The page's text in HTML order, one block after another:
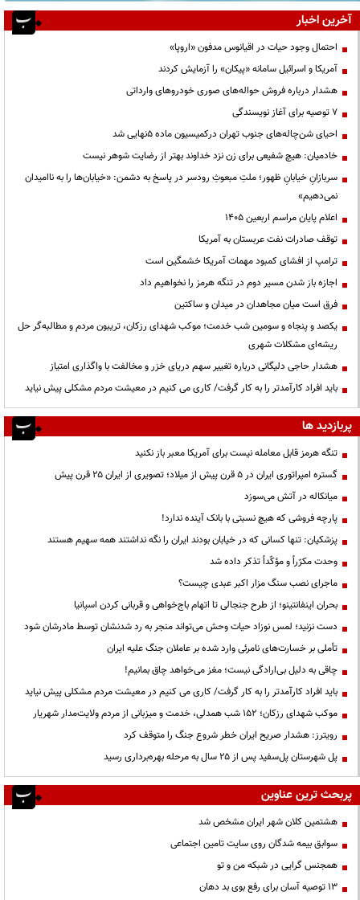
آخرین اخبار
احتمال وجود حیات در اقیانوس مدفون «اروپا»
آمریکا و اسرائیل سامانه «پیکان» را آزمایش کردند
هشدار درباره فروش حواله‌های صوری خودروهای وارداتی
۷ توصیه برای آغاز نویسندگی
احیای شن‌چاله‌های جنوب تهران درکمیسیون ماده ۵نهایی شد
خادمیان: هیچ شفیعی برای زن نزد خداوند بهتر از رضایت شوهر نیست
سربازانِ خیابانِ ظهور؛ ملتِ مبعوثِ رودسر در پاسخ به دشمن: «خیابان‌ها را به ناامیدان
نمی‌دهیم»
اعلام پایان مراسم اربعین ۱۴۰۵
توقف صادرات نفت عربستان به آمریکا
ترامپ از افشای کمبود مهمات آمریکا خشمگین است
اجازه باز شدن مسیر دوم در تنگه هرمز را نخواهیم داد
فرق است میان مجاهدان در میدان و ساکتین
یکصد و پنجاه و سومین شب خدمت؛ موکب شهدای رزکان، تریبون مردم و مطالبه‌گر حل
ریشه‌ای مشکلات شهری
هشدار حاجی دلیگانی درباره تغییر سهم دریای خزر و مخالفت با واگذاری امتیاز
باید افراد کارآمدتر را به کار گرفت/ کاری می کنیم در معیشت مردم مشکلی پیش نیاید
پربازدید ها
تنگه هرمز قابل معامله نیست برای آمریکا معبر باز نکنید
گستره امپراتوری ایران در ۵ قرن پیش از میلاد؛ تصویری از ایران ۲۵ قرن پیش
میانکاله در آتش می‌سوزد
پارچه فروشی که هیچ نسبتی با بانک آینده ندارد!
پزشکیان: تنها کسانی که در خیابان بودند ایران را نگه نداشتند همه سهیم هستند
وحدت مکرّراً و مؤکّداً تذکر داده شد
ماجرای نصب سنگ مزار اکبر عبدی چیست؟
بحران اینفانتینو؛ از طرح جنجالی تا اتهام باج‌خواهی و قربانی کردن اسپانیا
دست نزنید؛ لمس نوزاد حیات وحش می‌تواند منجر به رد شدنشان توسط مادرشان شود
تأملی بر خسارت‌های نامرئی وارد شده بر عاملان جنگ علیه ایران
چاقی به دلیل بی‌ارادگی نیست؛ مغز می‌خواهد چاق بمانیم!
باید افراد کارآمدتر را به کار گرفت/ کاری می کنیم در معیشت مردم مشکلی پیش نیاید
موکب شهدای رزکان؛ ۱۵۲ شب همدلی، خدمت و میزبانی از مردم ولایت‌مدار شهریار
رویترز: هشدار صریح ایران خطر شروع جنگ را متوقف کرد
پل شهرستان پل‌سفید پس از ۲۵ سال به مرحله بهره‌برداری رسید
پربحث ترین عناوین
هشتمین کلان شهر ایران مشخص شد
سوابق بیمه شدگان روی سایت تامین اجتماعی
همجنس گرایی در شبکه من و تو
13 توصیه آسان برای رفع بوی بد دهان